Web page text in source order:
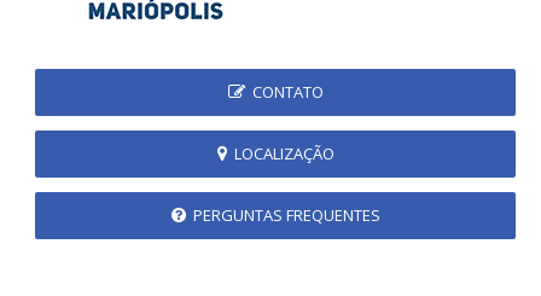
CONTATO
LOCALIZAÇÃO
PERGUNTAS FREQUENTES